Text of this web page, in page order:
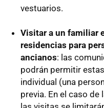
vestuarios.
Visitar a un familiar
residencias para
ancianos: las
podrán permitir
individual (una
previa. En el caso